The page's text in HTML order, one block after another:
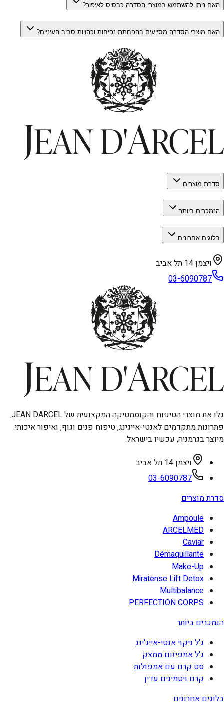
האם ניתן להשתמש במוצרי הסדרה כבסיס לאיפור?
האם מוצרי הסדרה מסייעים בהפחתת נפיחות וכהויות סביב העיניים?
סדרת מוצרים
הנמכרים ביותר
בלוגים אחרונים
ויצמן 14 תל אביב
03-6090787
גלו את מוצרי הטיפוח והקוסמטיקה המקצועית של JEAN DARCEL.
פתרונות מתקדמים לאנטי-אייגינג, טיפוח פנים וגוף, ואיפור איכותי.
מיוצר בגרמניה, עכשיו בישראל.
ויצמן 14 תל אביב
03-6090787
סדרת מוצרים
Ampoule
ARCELMED
Caviar
Démaquillante
Make-Up
Miratense Lift Detox
Multibalance
PERFECTION CORPS
הנמכרים ביותר
ג'ל ניקוי אנטי-אייג'ינג
ג'ל אמפיזום ממצק
סט קרם עם אמפולות
קרם ויטמינים עדין
בלוגים אחרונים